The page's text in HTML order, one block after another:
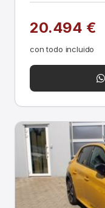
20.494 €
con todo incluido